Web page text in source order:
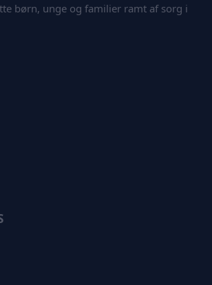
børn, unge og familier ramt af sorg i